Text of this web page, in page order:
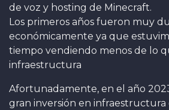
de voz y hosting de Minecraft.
Los primeros años fueron muy
económicamente ya que
tiempo vendiendo menos de lo
infraestructura
Afortunadamente, en el año
gran inversión en infraestructura